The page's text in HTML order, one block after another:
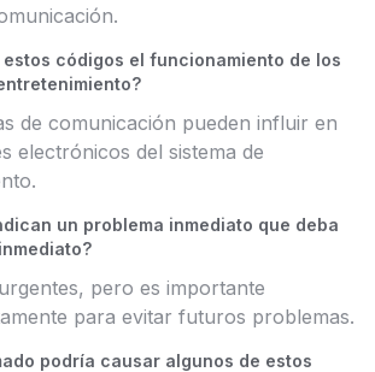
códigos el funcionamiento de los
de comunicación pueden influir en
electrónicos del sistema de
un problema inmediato que deba
pero es importante
para evitar futuros problemas.
podría causar algunos de estos